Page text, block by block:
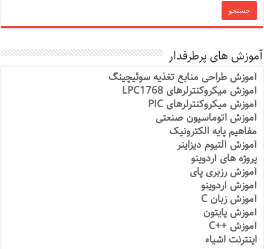
آموزش های پرطرفدار
آموزش طراحی منابع تغذیه سوئیچینگ
آموزش میکروکنترلرهای LPC1768
آموزش میکروکنترلرهای PIC
آموزش اتوماسیون صنعتی
مفاهیم پایه الکترونیک
آموزش آلتیوم دیزاینر
پروژه های آردوینو
آموزش رزبری پای
آموزش آردوینو
آموزش زبان C
آموزش پایتون
آموزش ++C
اینترنت اشیاء